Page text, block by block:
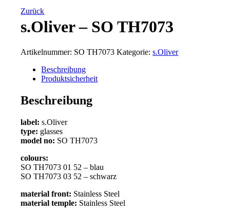
Zurück
s.Oliver – SO TH7073
Artikelnummer: SO TH7073 Kategorie:s.Oliver
Beschreibung
Produktsicherheit
Beschreibung
label: s.Oliver
type: glasses
model no: SO TH7073
colours:
SO TH7073 01 52 – blau
SO TH7073 03 52 – schwarz
material front: Stainless Steel
material temple: Stainless Steel